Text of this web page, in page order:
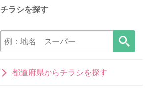
チラシを探す
都道府県からチラシを探す